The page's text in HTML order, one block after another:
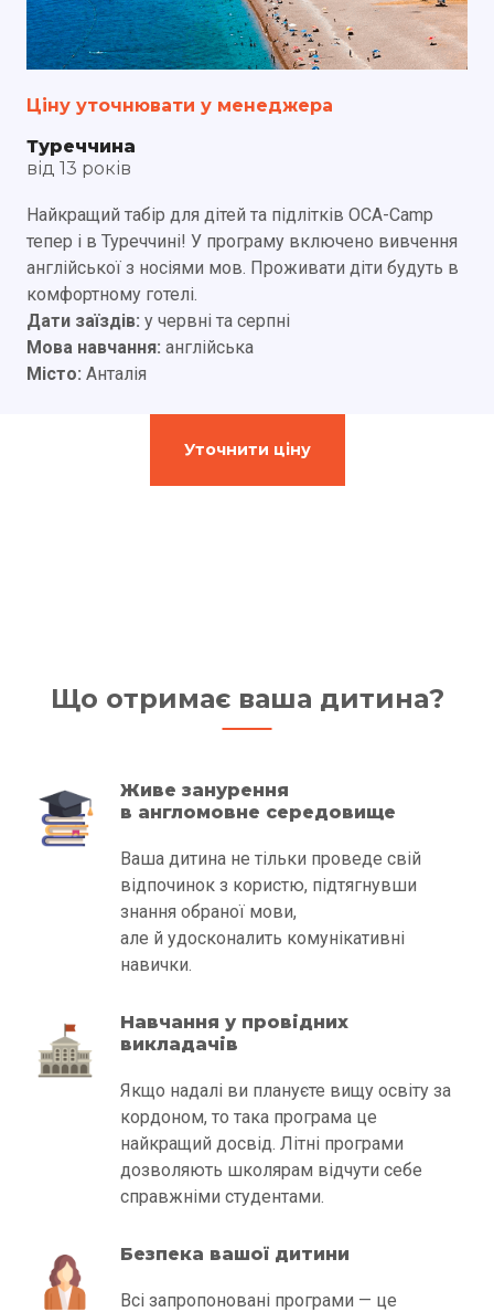
Ціну уточнювати у менеджера
Туреччина
від 13 років
Найкращий табір для дітей та підлітків OCA-Camp
тепер і в Туреччині! У програму включено вивчення
англійської з носіями мов. Проживати діти будуть в
комфортному готелі.
Дати заїздів: у червні та серпні
Мова навчання: англійська
Місто: Анталія
Уточнити ціну
Що отримає ваша дитина?
Живе занурення
в англомовне середовище
Ваша дитина не тільки проведе свій
відпочинок з користю, підтягнувши
знання обраної мови,
але й удосконалить комунікативні
навички.
Навчання у провідних
викладачів
Якщо надалі ви плануєте вищу освіту за
кордоном, то така програма це
найкращий досвід. Літні програми
дозволяють школярам відчути себе
справжніми студентами.
Безпека вашої дитини
Всі запропоновані програми — це